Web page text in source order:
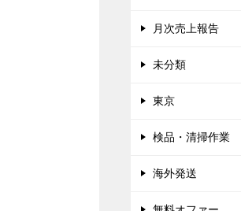
月次売上報告
未分類
東京
検品・清掃作業
海外発送